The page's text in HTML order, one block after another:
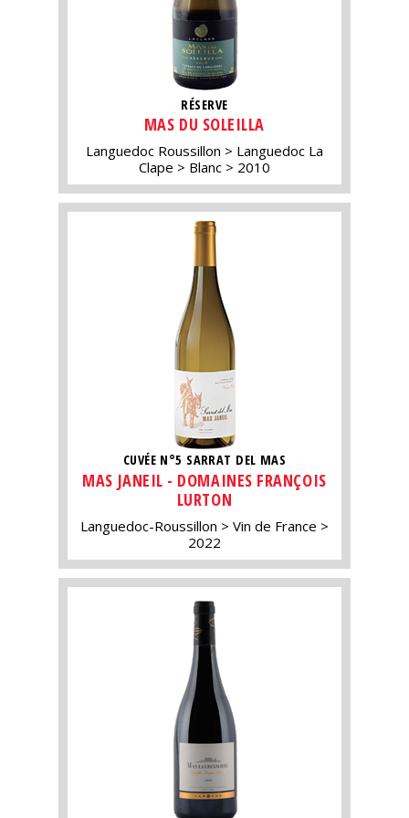
RÉSERVE
MAS DU SOLEILLA
Languedoc Roussillon
Languedoc La
Clape
Blanc 2010
CUVÉE N°5 SARRAT DEL MAS
MAS JANEIL - DOMAINES FRANÇOIS
LURTON
Languedoc-Roussillon
Vin de France
2022